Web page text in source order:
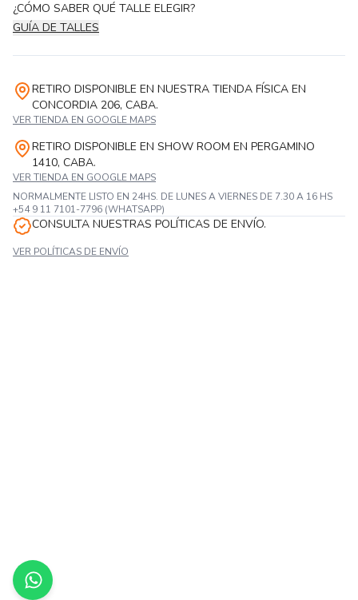
¿CÓMO SABER QUÉ TALLE ELEGIR?
GUÍA DE TALLES
RETIRO DISPONIBLE EN NUESTRA TIENDA FÍSICA EN
CONCORDIA 206, CABA.
VER TIENDA EN GOOGLE MAPS
RETIRO DISPONIBLE EN SHOW ROOM EN PERGAMINO
1410, CABA.
VER TIENDA EN GOOGLE MAPS
NORMALMENTE LISTO EN 24HS. DE LUNES A VIERNES DE 7.30 A 16 HS
+54 9 11 7101-7796 (WHATSAPP)
CONSULTA NUESTRAS POLÍTICAS DE ENVÍO.
VER POLÍTICAS DE ENVÍO